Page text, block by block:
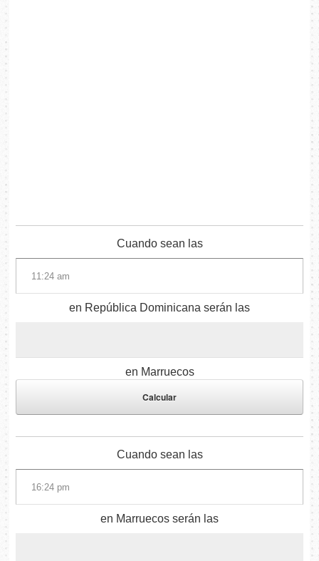
Cuando sean las
en República Dominicana serán las
en Marruecos
Cuando sean las
en Marruecos serán las